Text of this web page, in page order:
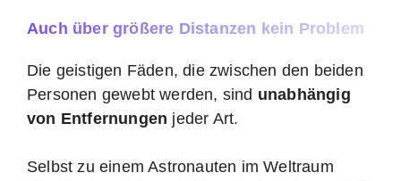
Auch über größere Distanzen kein Problem
Die geistigen Fäden, die zwischen den beiden
Personen gewebt werden, sind unabhängig
von Entfernungen jeder Art.
Selbst zu einem Astronauten im Weltraum